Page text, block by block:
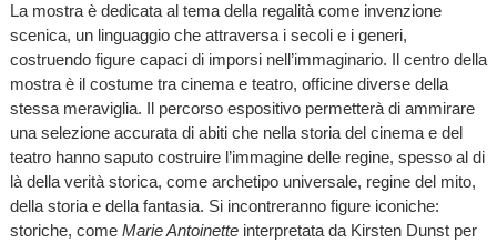
La mostra è dedicata al tema della regalità come invenzione
scenica, un linguaggio che attraversa i secoli e i generi,
costruendo figure capaci di imporsi nell’immaginario. Il centro della
mostra è il costume tra cinema e teatro, officine diverse della
stessa meraviglia. Il percorso espositivo permetterà di ammirare
una selezione accurata di abiti che nella storia del cinema e del
teatro hanno saputo costruire l’immagine delle regine, spesso al di
là della verità storica, come archetipo universale, regine del mito,
della storia e della fantasia. Si incontreranno figure iconiche:
storiche, come Marie Antoinetteinterpretata da Kirsten Dunst per